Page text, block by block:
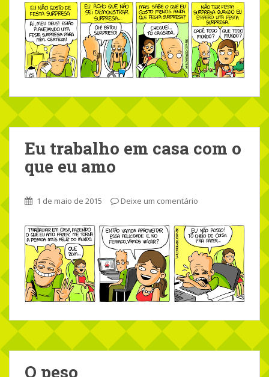
Eu trabalho em casa com o
que eu amo
1 de maio de 2015 Deixe um comentário
O peso